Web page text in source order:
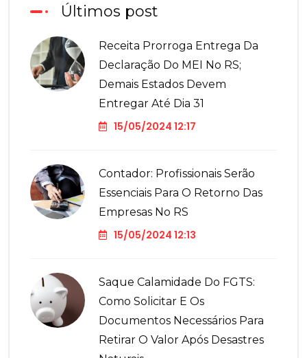
Últimos post
Receita Prorroga Entrega Da
Declaração Do MEI No RS;
Demais Estados Devem
Entregar Até Dia 31
15/05/2024 12:17
Contador: Profissionais Serão
Essenciais Para O Retorno Das
Empresas No RS
15/05/2024 12:13
Saque Calamidade Do FGTS:
Como Solicitar E Os
Documentos Necessários Para
Retirar O Valor Após Desastres